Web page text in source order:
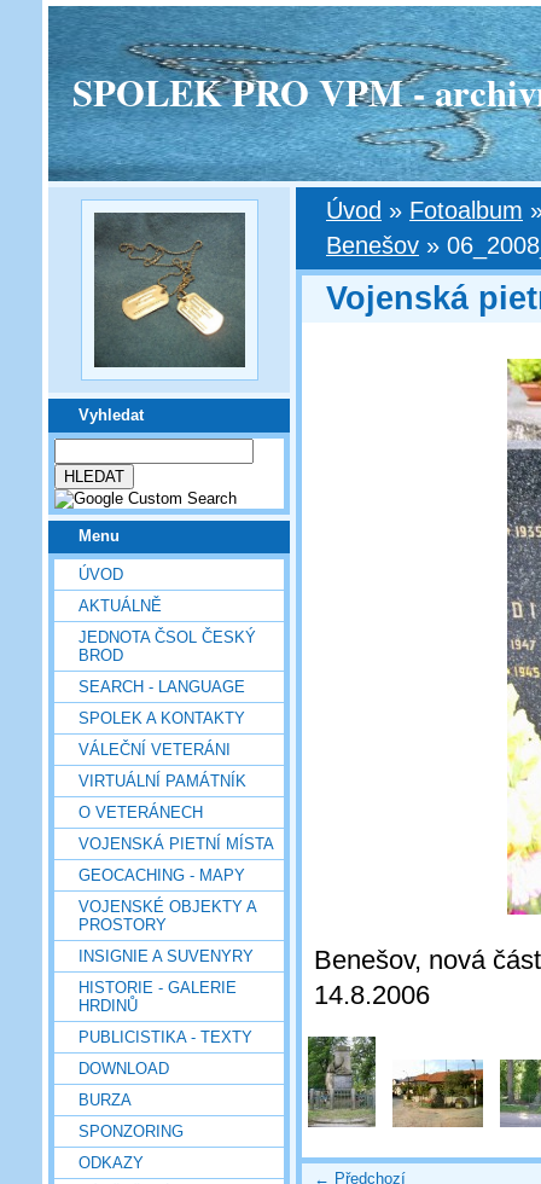
SPOLEK PRO VPM -
Vyhledat
Menu
ÚVOD
AKTUÁLNĚ
JEDNOTA ČSOL ČESKÝ
BROD
SEARCH - LANGUAGE
SPOLEK A KONTAKTY
VÁLEČNÍ VETERÁNI
VIRTUÁLNÍ PAMÁTNÍK
O VETERÁNECH
VOJENSKÁ PIETNÍ MÍSTA
GEOCACHING - MAPY
VOJENSKÉ OBJEKTY A
PROSTORY
INSIGNIE A SUVENYRY
HISTORIE - GALERIE
HRDINŮ
PUBLICISTIKA - TEXTY
DOWNLOAD
BURZA
SPONZORING
ODKAZY
Úvod » Fotoalbum
Benešov »
Vojenská
Benešov, nová
14.8.2006
← Předchozí